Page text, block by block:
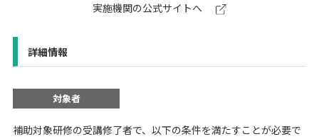
実施機関の公式サイトへ
詳細情報
対象者
補助対象研修の受講修了者で、以下の条件を満たすことが必要で